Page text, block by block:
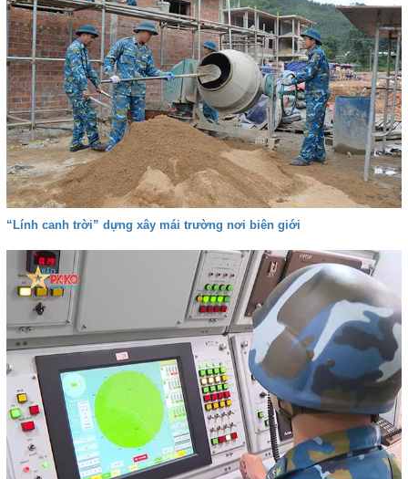
“Lính canh trời” dựng xây mái trường nơi biên giới